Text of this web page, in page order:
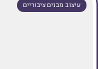
עיצוב מבנים ציבוריים